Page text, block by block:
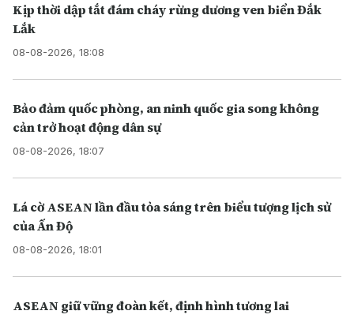
Kịp thời dập tắt đám cháy rừng dương ven biển Đắk
Lắk
08-08-2026, 18:08
Bảo đảm quốc phòng, an ninh quốc gia song không
cản trở hoạt động dân sự
08-08-2026, 18:07
Lá cờ ASEAN lần đầu tỏa sáng trên biểu tượng lịch sử
của Ấn Độ
08-08-2026, 18:01
ASEAN giữ vững đoàn kết, định hình tương lai